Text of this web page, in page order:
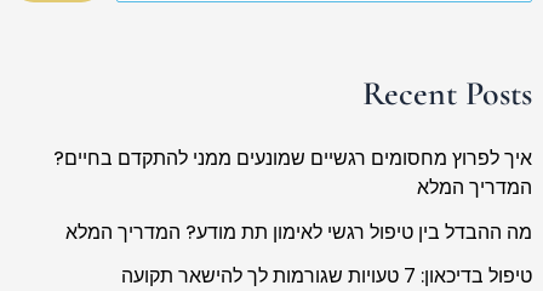
Recent Posts
איך לפרוץ מחסומים רגשיים שמונעים ממני להתקדם בחיים?
המדריך המלא
מה ההבדל בין טיפול רגשי לאימון תת מודע? המדריך המלא
טיפול בדיכאון: 7 טעויות שגורמות לך להישאר תקועה